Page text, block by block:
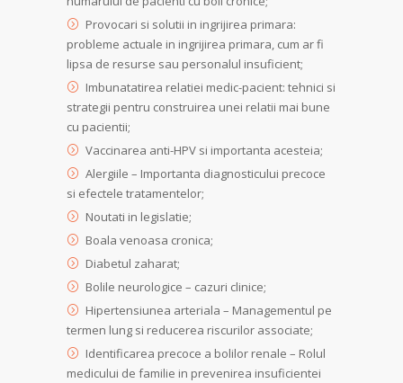
Provocari si solutii in ingrijirea primara:
probleme actuale in ingrijirea primara, cum ar fi
lipsa de resurse sau personalul insuficient;
Imbunatatirea relatiei medic-pacient: tehnici si
strategii pentru construirea unei relatii mai bune
cu pacientii;
Vaccinarea anti-HPV si importanta acesteia;
Alergiile – Importanta diagnosticului precoce
si efectele tratamentelor;
Noutati in legislatie;
Boala venoasa cronica;
Diabetul zaharat;
Bolile neurologice – cazuri clinice;
Hipertensiunea arteriala – Managementul pe
termen lung si reducerea riscurilor associate;
Identificarea precoce a bolilor renale – Rolul
medicului de familie in prevenirea insuficientei